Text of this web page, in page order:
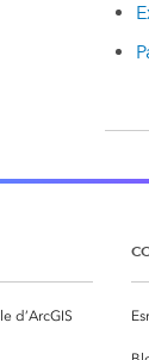
d’ArcGIS